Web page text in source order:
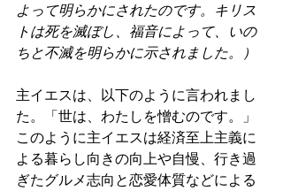
よって明らかにされたのです。キリス
トは死を滅ぼし、福音によって、いの
ちと不滅を明らかに示されました。）
主イエスは、以下のように言われまし
た。「世は、わたしを憎むのです。」
このように主イエスは経済至上主義に
よる暮らし向きの向上や自慢、行き過
ぎたグルメ志向と恋愛体質などによる